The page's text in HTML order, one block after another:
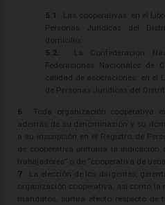
5.1. Las cooperativas: en el
Personas Jurídicas del
domicilio;
5.2. La Confederación
Federaciones Nacionales de
calidad de asociaciones: en el
de Personas Jurídicas del
6. Toda organización cooperativa
además de su denominación y su
a su inscripción en el Registro de
de cooperativa primaria la indicación
trabajadores” o de “cooperativa de
7. La elección de los dirigentes,
organización cooperativa, así como la
mandatos, surtirá efecto respecto de